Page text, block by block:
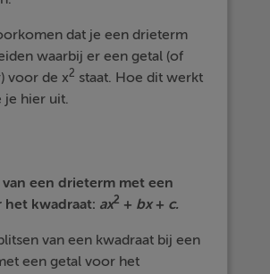
dat je een drieterm
waarbij er een getal (of
voor de x2 staat. Hoe dit werkt
je hier uit.
een drieterm met een
het kwadraat: ax2 + bx+ c.
van een kwadraat bij een
een getal voor het